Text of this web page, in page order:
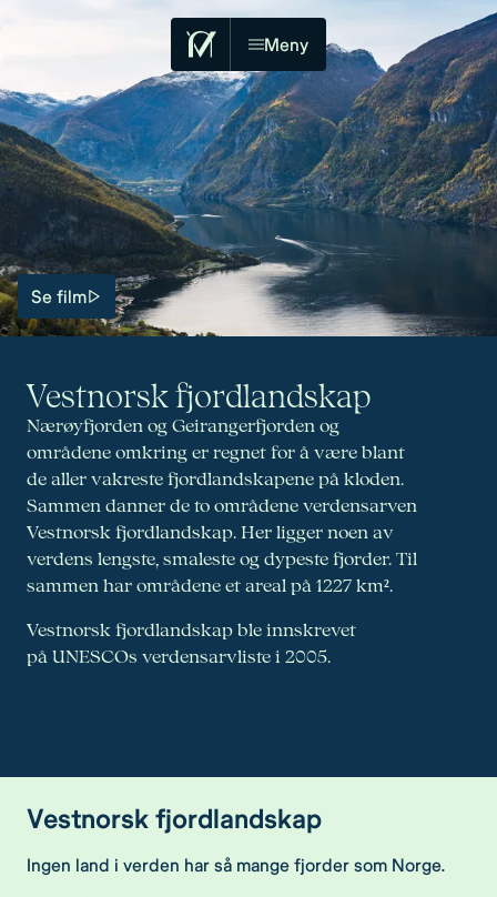
Meny
Se film
Vestnorsk fjordlandskap
Nærøyfjorden og Geirangerfjorden og
områdene omkring er regnet for å være blant
de aller vakreste fjordlandskapene på kloden.
Sammen danner de to områdene verdensarven
Vestnorsk fjordlandskap. Her ligger noen av
verdens lengste, smaleste og dypeste fjorder. Til
sammen har områdene et areal på 1227 km².
Vestnorsk fjordlandskap ble innskrevet
på UNESCOs verdensarvliste i 2005.
Vestnorsk fjordlandskap
Ingen land i verden har så mange fjorder som Norge.